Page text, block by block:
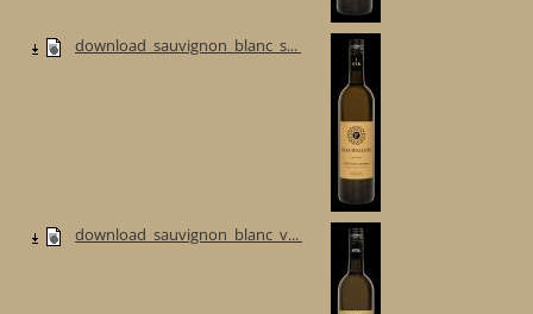
download_sauvignon_blanc_s...
download_sauvignon_blanc_v...